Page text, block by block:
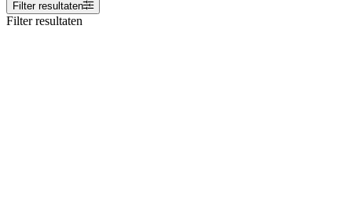
Filter resultaten
Filter resultaten